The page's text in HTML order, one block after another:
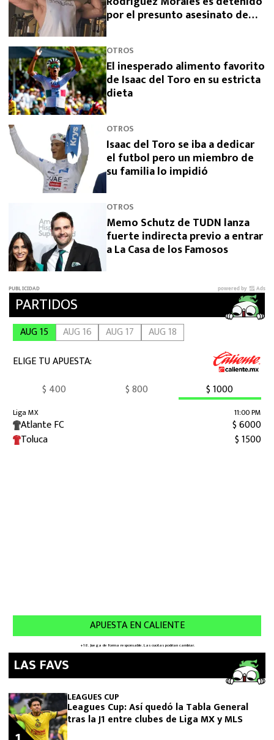
por el presunto asesinato de
OTROS
El inesperado alimento favorito
de Isaac del Toro en su estricta
dieta
OTROS
Isaac del Toro se iba a dedicar
el futbol pero un miembro de
su familia lo impidió
OTROS
Memo Schutz de TUDN lanza
fuerte indirecta previo a entrar
a La Casa de los Famosos
LAS FAVS
LEAGUES CUP
Leagues Cup: Así quedó la Tabla General
tras la J1 entre clubes de Liga MX y MLS